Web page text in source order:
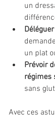
un
un plat
Prévoir
régimes
sans
Avec ces